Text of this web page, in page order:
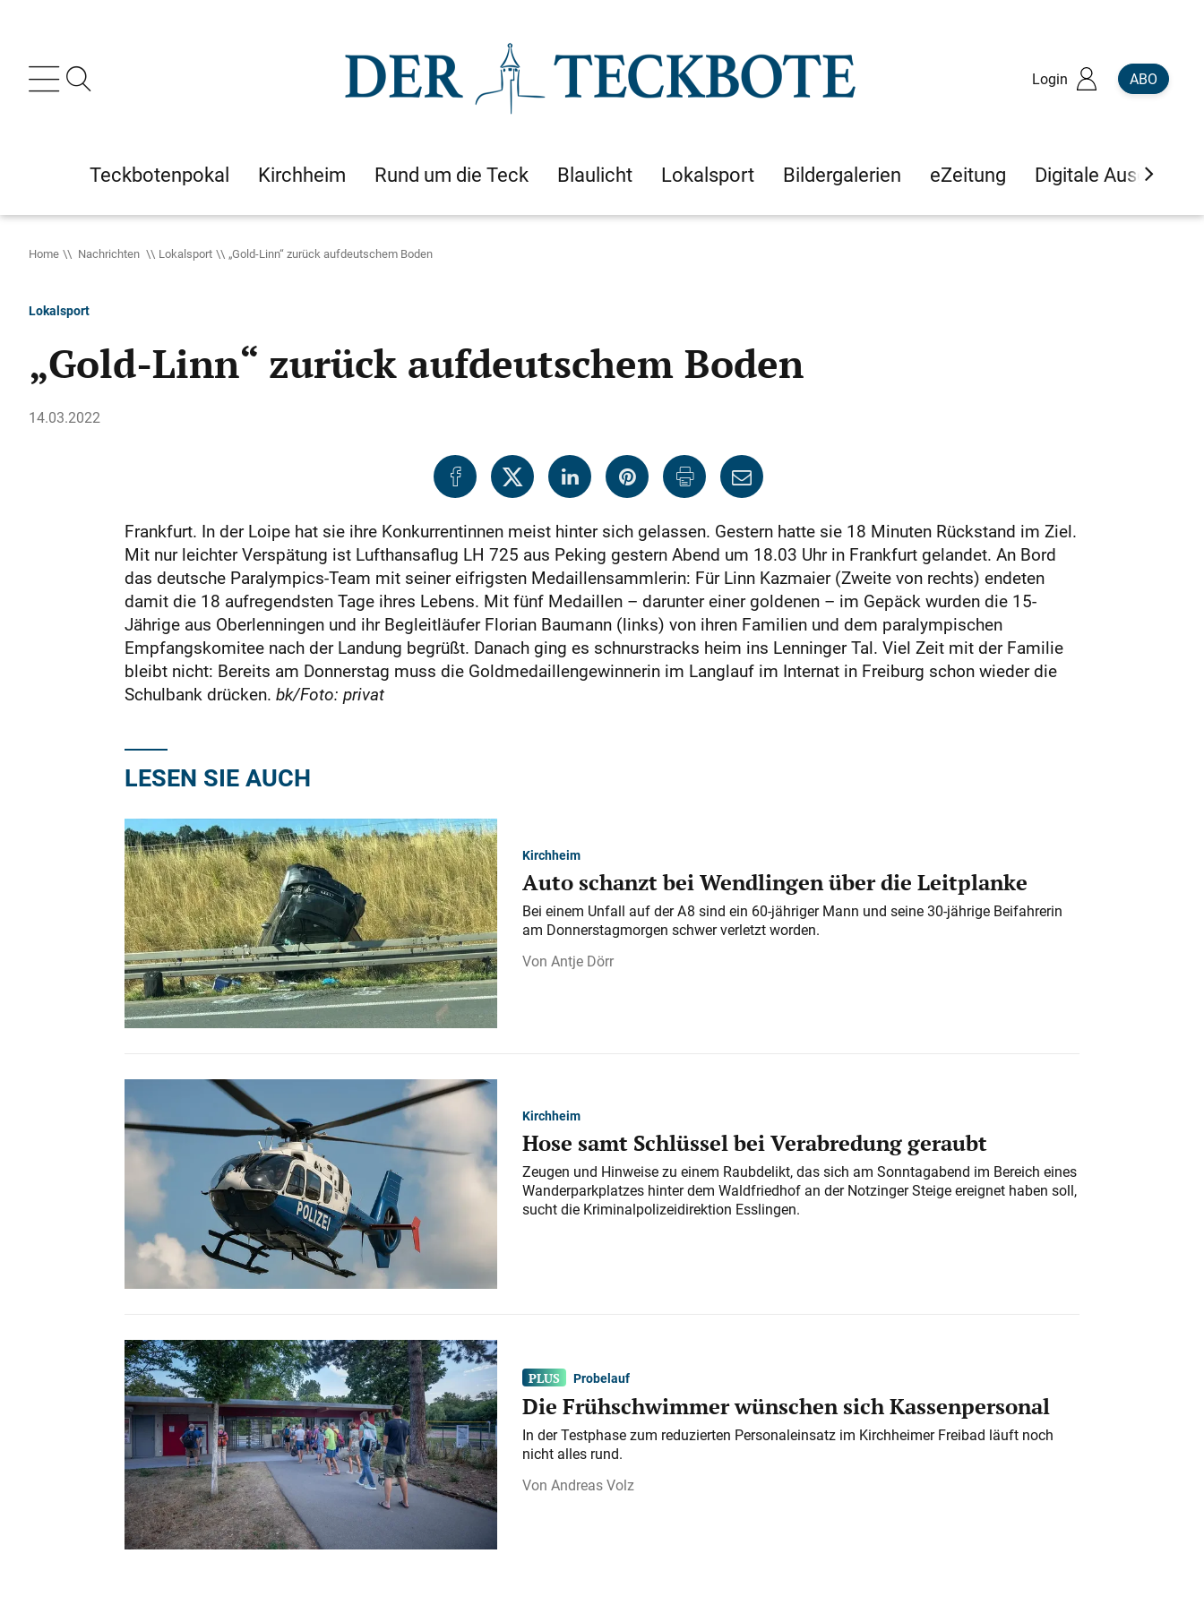
Login ABO
Teckbotenpokal Kirchheim Rund um die Teck Blaulicht Lokalsport Bildergalerien eZeitung Digitale Ausgaben
Home Nachrichten Lokalsport „Gold-Linn“ zurück aufdeutschem Boden
Lokalsport
„Gold-Linn“ zurück aufdeutschem Boden
14.03.2022
Frankfurt. In der Loipe hat sie ihre Konkurrentinnen meist hinter sich gelassen. Gestern hatte sie 18 Minuten Rückstand im Ziel.
Mit nur leichter Verspätung ist Lufthansaflug LH 725 aus Peking gestern Abend um 18.03 Uhr in Frankfurt gelandet. An Bord
das deutsche Paralympics-Team mit seiner eifrigsten Medaillensammlerin: Für Linn Kazmaier (Zweite von rechts) endeten
damit die 18 aufregendsten Tage ihres Lebens. Mit fünf Medaillen – darunter einer goldenen – im Gepäck wurden die 15-
Jährige aus Oberlenningen und ihr Begleitläufer Florian Baumann (links) von ihren Familien und dem paralympischen
Empfangskomitee nach der Landung begrüßt. Danach ging es schnurstracks heim ins Lenninger Tal. Viel Zeit mit der Familie
bleibt nicht: Bereits am Donnerstag muss die Goldmedaillengewinnerin im Langlauf im Internat in Freiburg schon wieder die
Schulbank drücken. bk/Foto: privat
LESEN SIE AUCH
Kirchheim
Auto schanzt bei Wendlingen über die Leitplanke
Bei einem Unfall auf der A 8 sind ein 60-jähriger Mann und seine 30-jährige Beifahrerin
am Donnerstagmorgen schwer verletzt worden.
Antje Dörr
Kirchheim
Hose samt Schlüssel bei Verabredung geraubt
Zeugen und Hinweise zu einem Raubdelikt, das sich am Sonntagabend im Bereich eines
Wanderparkplatzes hinter dem Waldfriedhof an der Notzinger Steige ereignet haben soll,
sucht die Kriminalpolizeidirektion Esslingen.
Probelauf
Die Frühschwimmer wünschen sich Kassenpersonal
In der Testphase zum reduzierten Personaleinsatz im Kirchheimer Freibad läuft noch
nicht alles rund.
Andreas Volz